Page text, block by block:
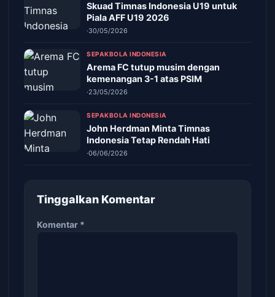
Skuad Timnas Indonesia U19 untuk
Piala AFF U19 2026
·30/05/2026
SEPAKBOLA INDONESIA
Arema FC tutup musim dengan
kemenangan 3-1 atas PSIM
·23/05/2026
SEPAKBOLA INDONESIA
John Herdman Minta Timnas
Indonesia Tetap Rendah Hati
·06/06/2026
Tinggalkan Komentar
Komentar *